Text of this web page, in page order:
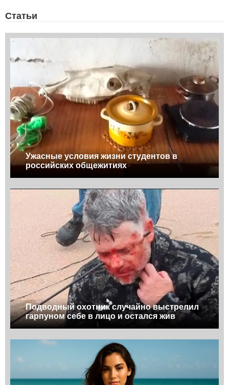
Статьи
Ужасные условия жизни студентов в
российских общежитиях
Подводный охотник случайно выстрелил
гарпуном себе в лицо и остался жив